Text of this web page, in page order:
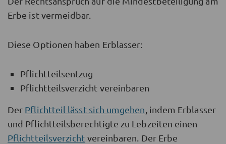
Erbe ist vermeidbar.
Diese Optionen haben Erblasser:
Pflichtteilsentzug
Pflichtteilsverzicht vereinbaren
Der Pflichtteil lässt sich umgehen , indem Erblasser
und Pflichtteilsberechtigte zu Lebzeiten einen
Pflichtteilsverzicht vereinbaren. Der Erbe